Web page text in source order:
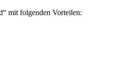
mit folgenden Vorteilen: